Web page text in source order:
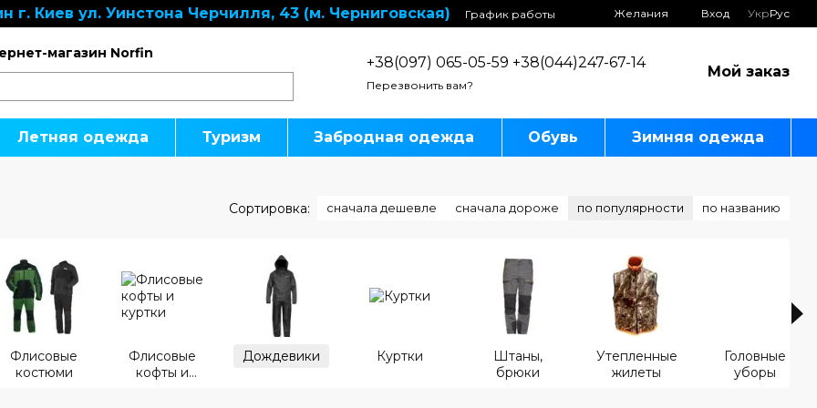
г. Киев ул. Уинстона Черчилля, 43 (м. Черниговская)
График работы
Желания Вход УкрРус
магазин Norfin
+38(097) 065-05-59 +38(044)247-67-14
Перезвонить вам?
Мой заказ
Летняя одежда Туризм Забродная одежда Обувь Зимняя одежда
Сортировка: сначала дешевле сначала дороже по популярности по названию
Флисовые
костюми
Флисовые
кофты и
Дождевики Куртки
Штаны,
брюки
Утепленные
жилеты
Головные
уборы